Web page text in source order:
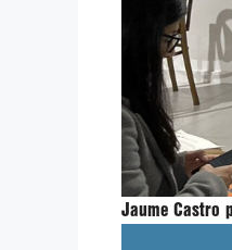
Jaume Castro